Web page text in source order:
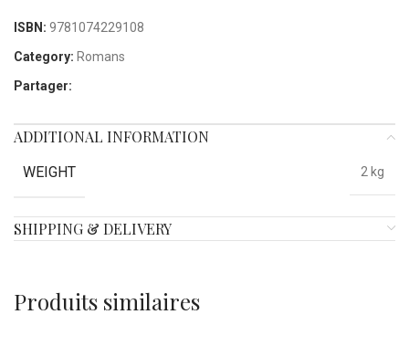
ISBN: 9781074229108
Category: Romans
Partager:
ADDITIONAL INFORMATION
WEIGHT 2 kg
SHIPPING & DELIVERY
Produits similaires